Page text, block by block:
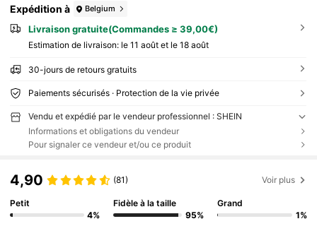
Expédition à Belgium
Livraison gratuite(Commandes ≥ 39,00€)
Estimation de livraison: le 11 août et le 18 août
30-jours de retours gratuits
Paiements sécurisés · Protection de la vie privée
Vendu et expédié par le vendeur professionnel : SHEIN
Informations et obligations du vendeur
Pour signaler ce vendeur et/ou ce produit
4,90 (81) Voir plus
Petit
4%
Fidèle à la taille
95%
Grand
1%